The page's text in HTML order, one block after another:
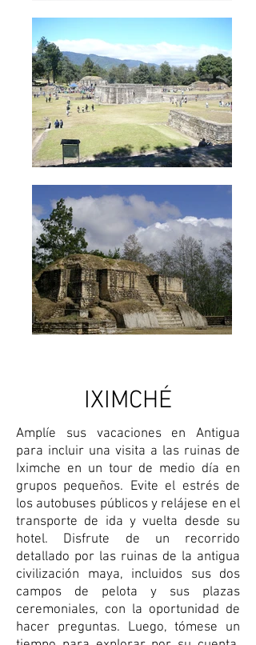
IXIMCHÉ
Amplíe sus vacaciones en Antigua
para incluir una visita a las ruinas de
Iximche en un tour de medio día en
grupos pequeños. Evite el estrés de
los autobuses públicos y relájese en el
transporte de ida y vuelta desde su
hotel. Disfrute de un recorrido
detallado por las ruinas de la antigua
civilización maya, incluidos sus dos
campos de pelota y sus plazas
ceremoniales, con la oportunidad de
hacer preguntas. Luego, tómese un